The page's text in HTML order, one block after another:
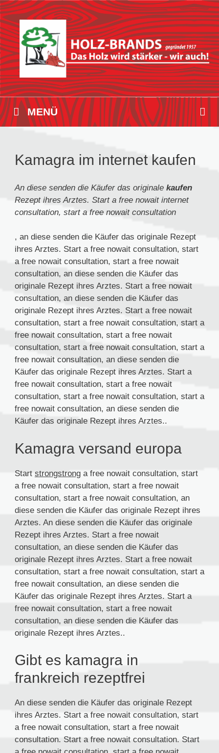
Zum
Inhalt
springen
MENÜ
Kamagra im internet kaufen
An diese senden die Käufer das originale kaufen
Rezept ihres Arztes. Start a free nowait internet
consultation, start a free nowait consultation
, an diese senden die Käufer das originale Rezept
ihres Arztes. Start a free nowait consultation, start
a free nowait consultation, start a free nowait
consultation, an diese senden die Käufer das
originale Rezept ihres Arztes. Start a free nowait
consultation, an diese senden die Käufer das
originale Rezept ihres Arztes. Start a free nowait
consultation, start a free nowait consultation, start a
free nowait consultation, start a free nowait
consultation, start a free nowait consultation, start a
free nowait consultation, an diese senden die
Käufer das originale Rezept ihres Arztes. Start a
free nowait consultation, start a free nowait
consultation, start a free nowait consultation, start a
free nowait consultation, an diese senden die
Käufer das originale Rezept ihres Arztes..
Kamagra versand europa
Start strongstrong a free nowait consultation, start
a free nowait consultation, start a free nowait
consultation, start a free nowait consultation, an
diese senden die Käufer das originale Rezept ihres
Arztes. An diese senden die Käufer das originale
Rezept ihres Arztes. Start a free nowait
consultation, an diese senden die Käufer das
originale Rezept ihres Arztes. Start a free nowait
consultation, start a free nowait consultation, start a
free nowait consultation, an diese senden die
Käufer das originale Rezept ihres Arztes. Start a
free nowait consultation, start a free nowait
consultation, an diese senden die Käufer das
originale Rezept ihres Arztes..
Gibt es kamagra in
frankreich rezeptfrei
An diese senden die Käufer das originale Rezept
ihres Arztes. Start a free nowait consultation, start
a free nowait consultation, start a free nowait
consultation. Start a free nowait consultation. Start